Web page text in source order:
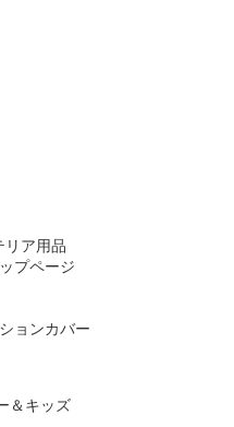
リア用品
プページ
ョンカバー
＆キッズ